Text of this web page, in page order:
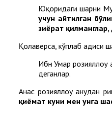
Юқоридаги шарҳни
учун айтилган
зиёрат
Қолаверса, кўплаб ҳадиси
Ибн Умар розияллоҳу
деганлар.
Анас розияллоҳу анҳудан
қиёмат куни мен унга